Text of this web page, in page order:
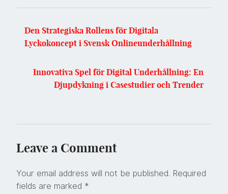
Den Strategiska Rollens för Digitala
Lyckokoncept i Svensk Onlineunderhållning
Innovativa Spel för Digital Underhållning: En
Djupdykning i Casestudier och Trender
Leave a Comment
Your email address will not be published. Required
fields are marked *